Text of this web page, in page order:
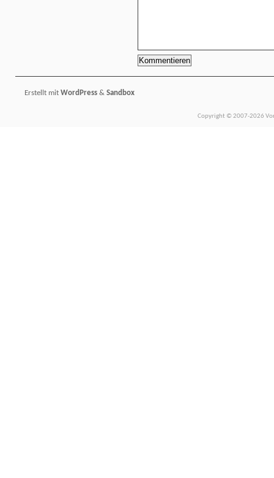
Erstellt mit WordPress & Sandbox
Copyright © 2007-2026